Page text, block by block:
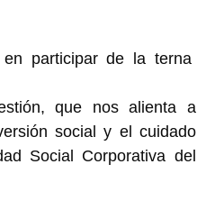
participar de la terna
que nos alienta a
social y el cuidado
Social Corporativa del